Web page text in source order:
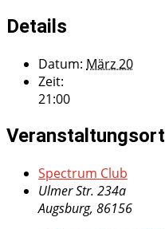
Details
Datum: März 20
Zeit:
21:00
Veranstaltungsort
Spectrum Club
Ulmer Str. 234a
Augsburg, 86156